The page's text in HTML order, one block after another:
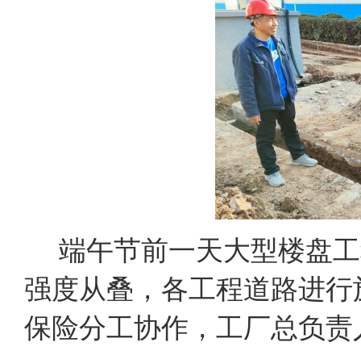
端午节前一天大型楼盘
强度从叠，各工程道路进
保险分工协作，工厂总负